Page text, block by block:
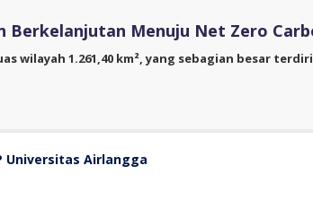
Berkelanjutan Menuju Net Zero
wilayah 1.261,40 km², yang sebagian besar